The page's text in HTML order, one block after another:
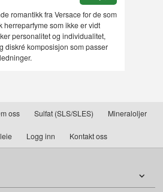
romantikk fra Versace for de som
herreparfyme som ikke er vidt
personalitet og individualitet,
diskré komposisjon som passer
oss Sulfat (SLS/SLES) Mineraloljer
Logg inn Kontakt oss